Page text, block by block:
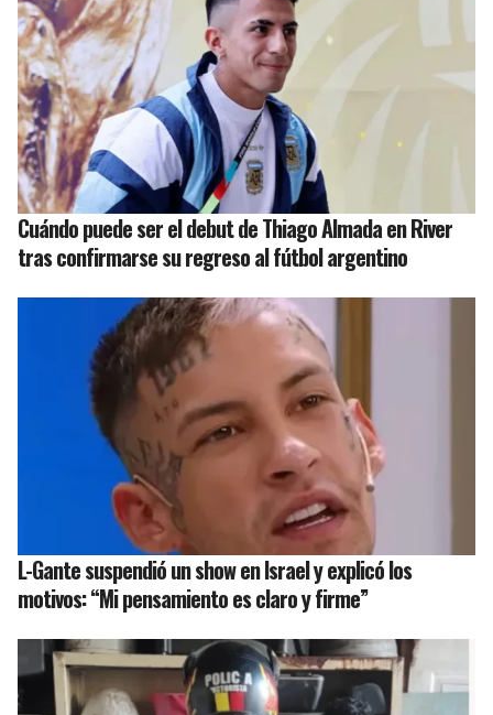
Cuándo puede ser el debut de Thiago Almada en River
tras confirmarse su regreso al fútbol argentino
L-Gante suspendió un show en Israel y explicó los
motivos: “Mi pensamiento es claro y firme”